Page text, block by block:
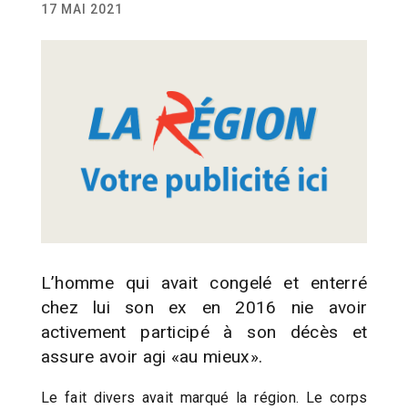
17 MAI 2021
L’homme qui avait congelé et enterré
chez lui son ex en 2016 nie avoir
activement participé à son décès et
assure avoir agi «au mieux».
Le fait divers avait marqué la région. Le corps